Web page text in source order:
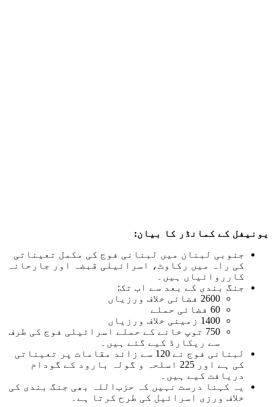
یونیفل کے کمانڈر کا بیان:
جنوبی لبنان میں لبنانی فوج کی مکمل تعیناتی
کی راہ میں رکاوٹ، اسرائیلی قبضہ اور جارحانہ
کارروائیاں ہیں۔
جنگ بندی کے بعد سے اب تک:
2600 فضائی خلاف ورزیاں
60 فضائی حملے
1400 زمینی خلاف ورزیاں
750 توپ خانے کے حملے اسرائیلی فوج کی طرف
سے ریکارڈ کیے گئے ہیں۔
لبنانی فوج نے 120 سے زائد مقامات پر تعیناتی
کی ہے اور 225 اسلحہ و گولہ بارود کے گودام
دریافت کیے ہیں۔
یہ کہنا درست نہیں کہ حزب‌اللہ بھی جنگ بندی کی
خلاف ورزی اسرائیل کی طرح کرتا ہے۔